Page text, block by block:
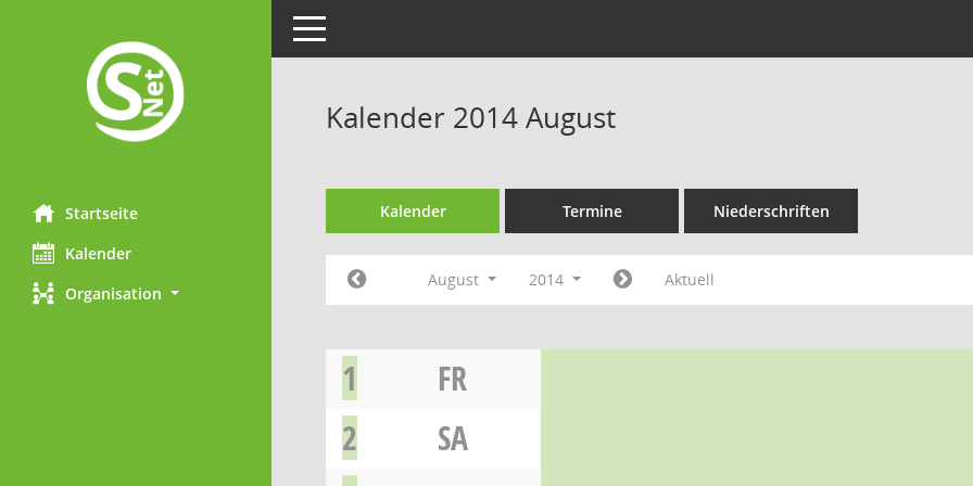
Startseite
Kalender
Organisation
Toggle navigation
Kalender 2014 August
Kalender Termine Niederschriften
August 2014 Aktuell
1
FR
2
SA